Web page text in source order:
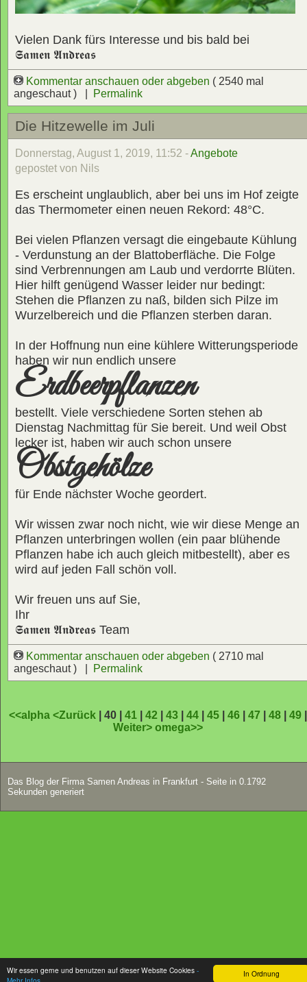
In Ordnung
Wir essen gerne und benutzen auf dieser Website Cookies -
Vielen Dank fürs Interesse und bis bald bei
𝕾𝖆𝖒𝖊𝖓 𝕬𝖓𝖉𝖗𝖊𝖆𝖘
Kommentar anschauen oder abgeben ( 2540 mal
angeschaut ) |
Permalink
Die Hitzewelle im Juli
Donnerstag, August 1, 2019, 11:52 -Angebote
gepostet von Nils
Es erscheint unglaublich, aber bei uns im Hof zeigte
das Thermometer einen neuen Rekord: 48°C.
Bei vielen Pflanzen versagt die eingebaute Kühlung
- Verdunstung an der Blattoberfläche. Die Folge
sind Verbrennungen am Laub und verdorrte Blüten.
Hier hilft genügend Wasser leider nur bedingt:
Stehen die Pflanzen zu naß, bilden sich Pilze im
Wurzelbereich und die Pflanzen sterben daran.
In der Hoffnung nun eine kühlere Witterungsperiode
haben wir nun endlich unsere
Erdbeerpflanzen
bestellt. Viele verschiedene Sorten stehen ab
Dienstag Nachmittag für Sie bereit. Und weil Obst
lecker ist, haben wir auch schon unsere
Obstgehölze
für Ende nächster Woche geordert.
Wir wissen zwar noch nicht, wie wir diese Menge an
Pflanzen unterbringen wollen (ein paar blühende
Pflanzen habe ich auch gleich mitbestellt), aber es
wird auf jeden Fall schön voll.
Wir freuen uns auf Sie,
Ihr
𝕾𝖆𝖒𝖊𝖓 𝕬𝖓𝖉𝖗𝖊𝖆𝖘 Team
Kommentar anschauen oder abgeben ( 2710 mal
angeschaut ) |
Permalink
<<alpha<Zurück | 40 |41 |42 |43 |44 |45 |46 |47 |48 |49
Weiter>omega>>
Das Blog der Firma Samen Andreas in Frankfurt - Seite in 0.1792
Sekunden generiert